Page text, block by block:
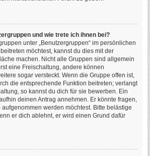
und wie trete ich ihnen bei?
unter „Benutzergruppen“ im persönlichen
möchtest, kannst du dies mit der
machen. Nicht alle Gruppen sind allgemein
eine Freischaltung, andere können
sogar versteckt. Wenn die Gruppe offen ist,
die entsprechende Funktion beitreten; verlangt
so kannst du dich für sie bewerben. Ein
deinen Antrag annehmen. Er könnte fragen,
werden möchtest. Bitte belästige
er dich ablehnt, er wird einen Grund dafür